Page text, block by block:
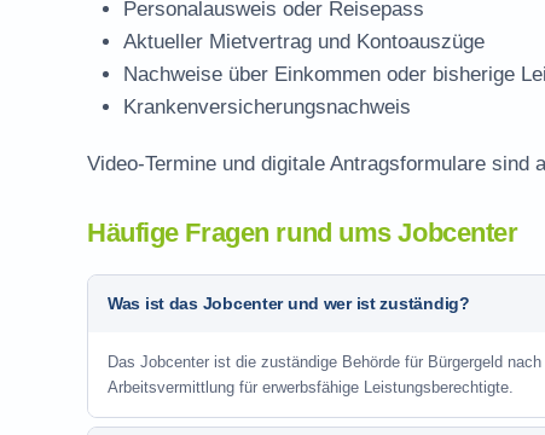
Personalausweis oder Reisepass
Aktueller Mietvertrag und Kontoauszüge
Nachweise über Einkommen oder bisherige
Krankenversicherungsnachweis
Video-Termine und digitale Antragsformulare
Häufige Fragen rund ums Jobcenter
Was ist das Jobcenter und wer ist zuständig?
Das Jobcenter ist die zuständige Behörde für Bürgergeld
Arbeitsvermittlung für erwerbsfähige Leistungsberechtigte.